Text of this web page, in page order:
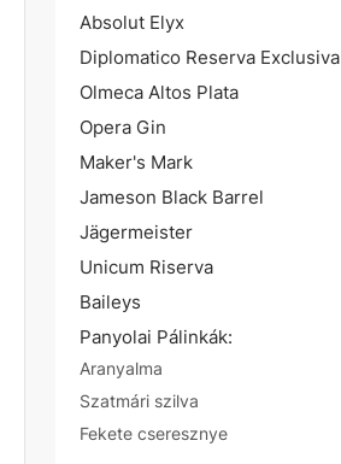
Absolut Elyx
Diplomatico Reserva Exclusiva
Olmeca Altos Plata
Opera Gin
Maker's Mark
Jameson Black Barrel
Jägermeister
Unicum Riserva
Baileys
Panyolai Pálinkák:
Aranyalma
Szatmári szilva
Fekete cseresznye